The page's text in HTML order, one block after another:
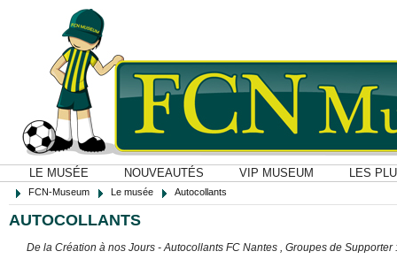
LE MUSÉE NOUVEAUTÉS VIP MUSEUM LES
FCN-Museum Le musée Autocollants
AUTOCOLLANTS
De la Création à nos Jours - Autocollants FC Nantes , Groupes de